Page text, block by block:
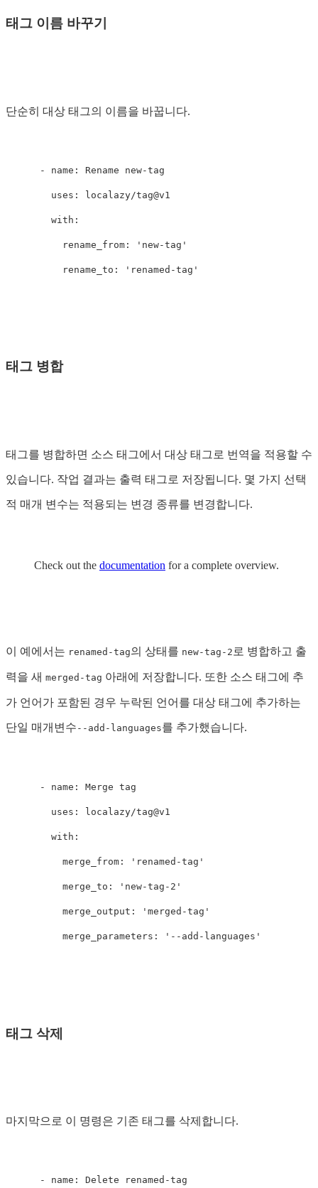
태그 이름 바꾸기
단순히 대상 태그의 이름을 바꿉니다.
- name : Rename new-tag
uses : localazy/tag@v1
with :
rename_from : ' new-tag'
rename_to : ' renamed-tag'
태그 병합
태그를 병합하면 소스 태그에서 대상 태그로 번역을 적용할 수
있습니다. 작업 결과는 출력 태그로 저장됩니다. 몇 가지 선택
적 매개 변수는 적용되는 변경 종류를 변경합니다.
Check out the documentation for a complete overview.
이 예에서는 renamed-tag의 상태를 new-tag-2 로 병합하고 출
력을 새 merged-tag 아래에 저장합니다. 또한 소스 태그에 추
가 언어가 포함된 경우 누락된 언어를 대상 태그에 추가하는
단일 매개변수 --add-languages를 추가했습니다.
- name : Merge tag
uses : localazy/tag@v1
with :
merge_from : ' renamed-tag'
merge_to : ' new-tag-2'
merge_output : ' merged-tag'
merge_parameters : ' --add-languages'
태그 삭제
마지막으로 이 명령은 기존 태그를 삭제합니다.
- name : Delete renamed-tag